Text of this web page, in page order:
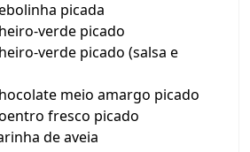
picada
verde picado
verde picado (salsa e
meio amargo picado
fresco picado
de aveia